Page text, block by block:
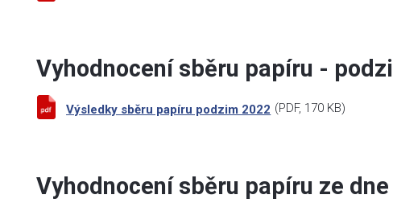
Vyhodnocení sběru papíru -
Výsledky sběru papíru podzim 2022 (PDF, 170 KB)
Vyhodnocení sběru papíru ze